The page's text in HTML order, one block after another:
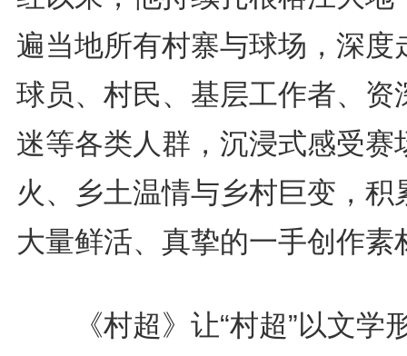
遍当地所有村寨与球场，深度
球员、村民、基层工作者、资
迷等各类人群，沉浸式感受赛
火、乡土温情与乡村巨变，积
大量鲜活、真挚的一手创作素
《村超》让“村超”以文学